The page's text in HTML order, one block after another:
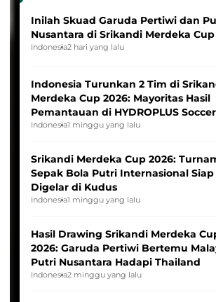
Inilah Skuad Garuda Pertiwi dan
Nusantara di Srikandi Merdeka Cup
Indonesia2 hari yang lalu
Indonesia Turunkan 2 Tim di
Merdeka Cup 2026: Mayoritas Hasil
Pemantauan di HYDROPLUS Soccer
League
Indonesia1 minggu yang lalu
Srikandi Merdeka Cup 2026:
Sepak Bola Putri Internasional Siap
Digelar di Kudus
Indonesia1 minggu yang lalu
Hasil Drawing Srikandi Merdeka
2026: Garuda Pertiwi Bertemu
Putri Nusantara Hadapi Thailand
Indonesia2 minggu yang lalu